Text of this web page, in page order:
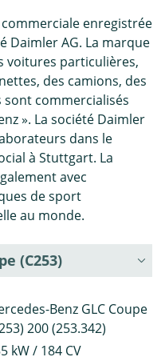
enregistrée
Daimler AG. La marque
voitures particulières,
des camions, des
commercialisés
». La société Daimler
dans le
à Stuttgart. La
avec
de sport
au monde.
(C253)
Benz GLC Coupe
200 (253.342)
kW / 184 CV